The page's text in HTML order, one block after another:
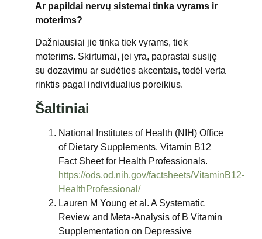
Ar papildai nervų sistemai tinka vyrams ir
moterims?
Dažniausiai jie tinka tiek vyrams, tiek
moterims. Skirtumai, jei yra, paprastai susiję
su dozavimu ar sudėties akcentais, todėl verta
rinktis pagal individualius poreikius.
Šaltiniai
National Institutes of Health (NIH) Office
of Dietary Supplements. Vitamin B12
Fact Sheet for Health Professionals.
https://ods.od.nih.gov/factsheets/VitaminB12-
HealthProfessional/
Lauren M Young et al. A Systematic
Review and Meta-Analysis of B Vitamin
Supplementation on Depressive